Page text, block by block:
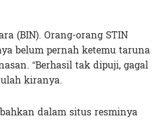
(BIN). Orang-orang STIN
belum pernah ketemu taruna
“Berhasil tak dipuji, gagal
kiranya.
dalam situs resminya